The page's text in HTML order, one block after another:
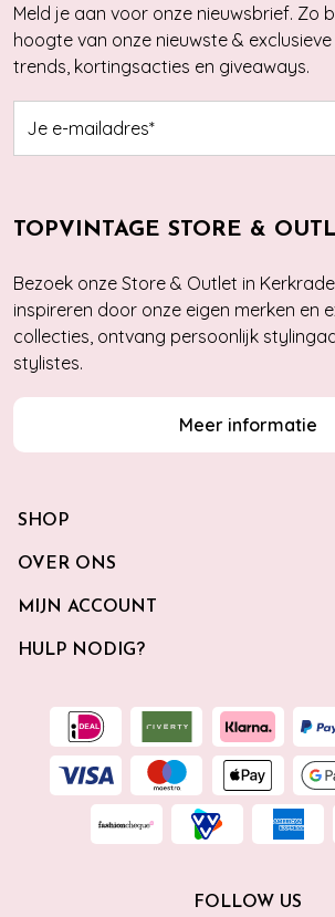
Meld je aan voor onze nieuwsbrief. Zo
hoogte van onze nieuwste &
trends, kortingsacties en giveaways.
TOPVINTAGE STORE &
Bezoek onze Store & Outlet in
inspireren door onze eigen merken en
collecties, ontvang persoonlijk
stylistes.
Meer informatie
SHOP
OVER ONS
MIJN ACCOUNT
HULP NODIG?
FOLLOW US